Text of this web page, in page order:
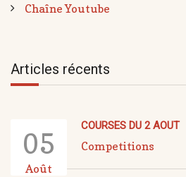
Chaîne Youtube
Articles récents
05
Août
COURSES DU 2 AOUT
Competitions